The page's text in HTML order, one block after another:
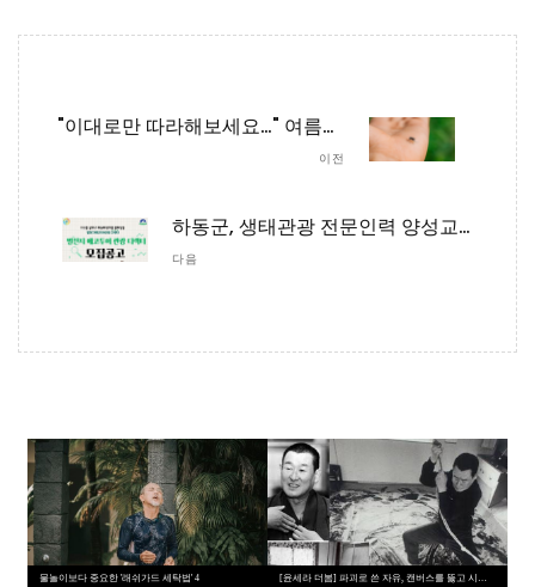
"이대로만 따라해보세요…" 여름철 벌레 쫓는 간단한 방법 8가지
이전
하동군, 생태관광 전문인력 양성교육생 모집
다음